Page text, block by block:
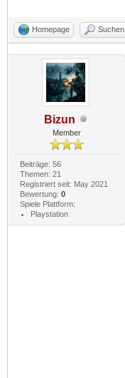
Homepage Suchen
Bizun
Member
Beiträge: 56
Themen: 21
Registriert seit: May 2021
Bewertung: 0
Spiele Plattform:
Playstation